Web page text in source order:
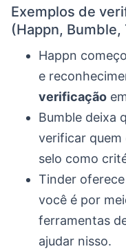
Exemplos de
(Happn, Bumble,
Happn
e
verificação
Bumble deixa
verificar quem
selo como
Tinder
você é por
ferramentas
ajudar nisso.